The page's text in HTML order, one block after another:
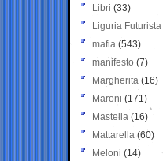
Libri (33)
Liguria Futurista
mafia (543)
manifesto (7)
Margherita (16)
Maroni (171)
Mastella (16)
Mattarella (60)
Meloni (14)